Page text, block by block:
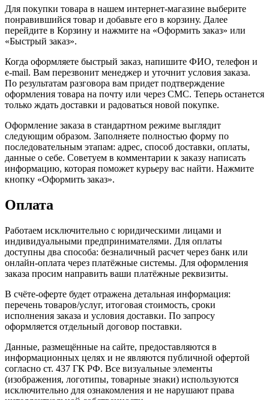
Для покупки товара в нашем интернет-магазине выберите
понравившийся товар и добавьте его в корзину. Далее
перейдите в Корзину и нажмите на «Оформить заказ» или
«Быстрый заказ».
Когда оформляете быстрый заказ, напишите ФИО, телефон и
e-mail. Вам перезвонит менеджер и уточнит условия заказа.
По результатам разговора вам придет подтверждение
оформления товара на почту или через СМС. Теперь останется
только ждать доставки и радоваться новой покупке.
Оформление заказа в стандартном режиме выглядит
следующим образом. Заполняете полностью форму по
последовательным этапам: адрес, способ доставки, оплаты,
данные о себе. Советуем в комментарии к заказу написать
информацию, которая поможет курьеру вас найти. Нажмите
кнопку «Оформить заказ».
Оплата
Работаем исключительно с юридическими лицами и
индивидуальными предпринимателями. Для оплаты
доступны два способа: безналичный расчет через банк или
онлайн-оплата через платёжные системы. Для оформления
заказа просим направить ваши платёжные реквизиты.
В счёте-оферте будет отражена детальная информация:
перечень товаров/услуг, итоговая стоимость, сроки
исполнения заказа и условия доставки. По запросу
оформляется отдельный договор поставки.
Данные, размещённые на сайте, предоставляются в
информационных целях и не являются публичной офертой
согласно ст. 437 ГК РФ. Все визуальные элементы
(изображения, логотипы, товарные знаки) используются
исключительно для ознакомления и не нарушают права